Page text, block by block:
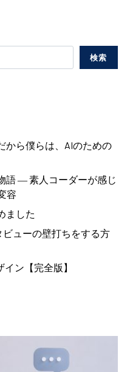
検索
から僕らは、AIのための
語 ― 素人コーダーが感じ
容
ました
ビューの壁打ちをする方
ン【完全版】